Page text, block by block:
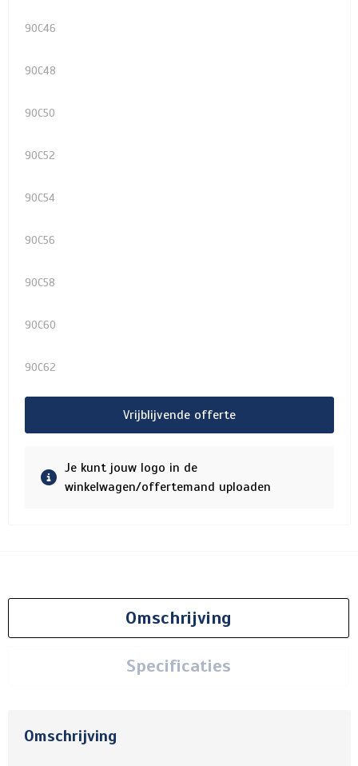
90C46
90C48
90C50
90C52
90C54
90C56
90C58
90C60
90C62
Vrijblijvende offerte
Je kunt jouw logo in de
winkelwagen/offertemand uploaden
Omschrijving
Specificaties
Omschrijving